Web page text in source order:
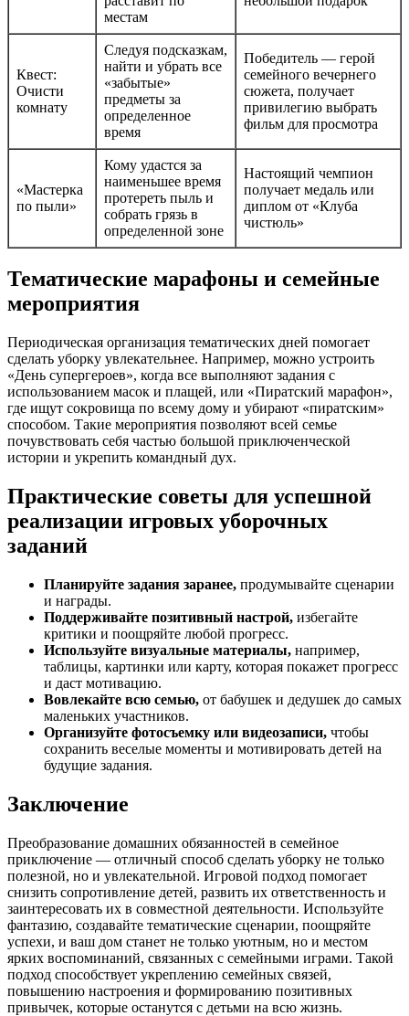
местам
Квест:
Очисти
комнату
Следуя подсказкам,
найти и убрать все
«забытые»
предметы за
определенное
время
Победитель — герой
семейного вечернего
сюжета, получает
привилегию выбрать
фильм для просмотра
«Мастерка
по пыли»
Кому удастся за
наименьшее время
протереть пыль и
собрать грязь в
определенной зоне
Настоящий чемпион
получает медаль или
диплом от «Клуба
чистюль»
Тематические марафоны и семейные
мероприятия
Периодическая организация тематических дней помогает
сделать уборку увлекательнее. Например, можно устроить
«День супергероев», когда все выполняют задания с
использованием масок и плащей, или «Пиратский марафон»,
где ищут сокровища по всему дому и убирают «пиратским»
способом. Такие мероприятия позволяют всей семье
почувствовать себя частью большой приключенческой
истории и укрепить командный дух.
Практические советы для успешной
реализации игровых уборочных
заданий
Планируйте задания заранее, продумывайте сценарии
и награды.
Поддерживайте позитивный настрой, избегайте
критики и поощряйте любой прогресс.
Используйте визуальные материалы, например,
таблицы, картинки или карту, которая покажет прогресс
и даст мотивацию.
Вовлекайте всю семью, от бабушек и дедушек до самых
маленьких участников.
Организуйте фотосъемку или видеозаписи, чтобы
сохранить веселые моменты и мотивировать детей на
будущие задания.
Заключение
Преобразование домашних обязанностей в семейное
приключение — отличный способ сделать уборку не только
полезной, но и увлекательной. Игровой подход помогает
снизить сопротивление детей, развить их ответственность и
заинтересовать их в совместной деятельности. Используйте
фантазию, создавайте тематические сценарии, поощряйте
успехи, и ваш дом станет не только уютным, но и местом
ярких воспоминаний, связанных с семейными играми. Такой
подход способствует укреплению семейных связей,
повышению настроения и формированию позитивных
привычек, которые останутся с детьми на всю жизнь.